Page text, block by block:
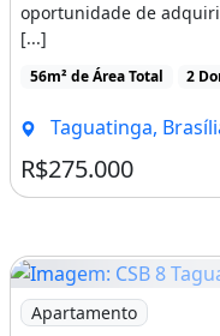
oportunidade de
[...]
56m² de Área Total 2
Taguatinga,
R$275.000
Imagem: CSB 8
Apartamento